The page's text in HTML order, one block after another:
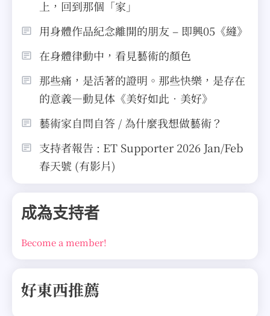
上，回到那個「家」
用身體作品紀念離開的朋友 – 即興05《縫》
在身體律動中，看見藝術的顏色
那些痛，是活著的證明。那些快樂，是存在
的意義—動見体《美好如此．美好》
藝術家自問自答 / 為什麼我想做藝術？
支持者報告 : ET Supporter 2026 Jan/Feb
春天號 (有影片)
成為支持者
Become a member!
好東西推薦